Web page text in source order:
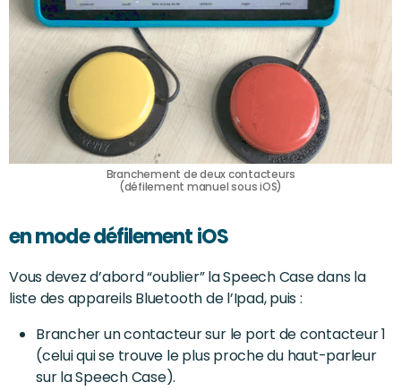
Branchement de deux contacteurs
(défilement manuel sous iOS)
en mode défilement iOS
Vous devez d’abord “oublier” la Speech Case dans la
liste des appareils Bluetooth de l’Ipad, puis :
Brancher un contacteur sur le port de contacteur 1
(celui qui se trouve le plus proche du haut-parleur
sur la Speech Case).